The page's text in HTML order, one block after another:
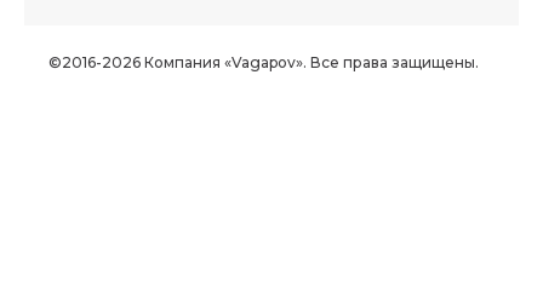
©2016-2026 Компания «Vagapov». Все права защищены.